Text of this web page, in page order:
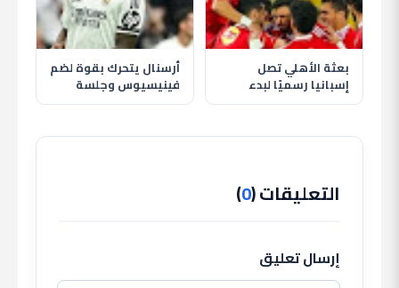
بعثة الأهلي تصل
إسبانيا رسميًا لبدء
معسكر الإعداد استعدادًا
أرسنال يتحرك بقوة لضم
فينيسيوس وجلسة
حاسمة تحدد مستقبله
التعليقات (0
)
إرسال تعليق